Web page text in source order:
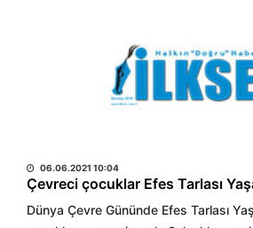
06.06.2021 10:04
Çevreci çocuklar Efes Tarlası
Dünya Çevre Gününde Efes Tarlası